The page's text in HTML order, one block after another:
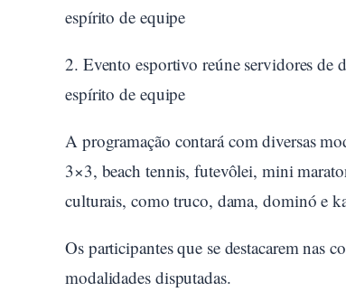
espírito de equipe
2. Evento esportivo reúne servidores de
espírito de equipe
A programação contará com diversas
3×3, beach tennis, futevôlei, mini
culturais, como truco, dama, dominó e
Os participantes que se destacarem nas
modalidades disputadas.